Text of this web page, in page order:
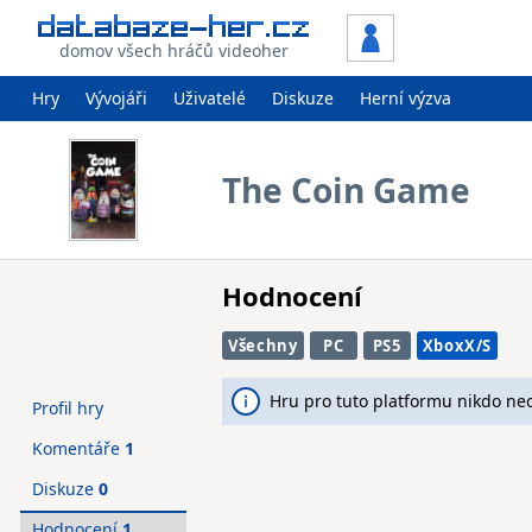
domov všech hráčů videoher
Hry Vývojáři Uživatelé Diskuze Herní výzva
The Coin Game
Hodnocení
Všechny PC PS5 XboxX/S
Hru pro tuto platformu nikdo
Profil hry
Komentáře 1
Diskuze 0